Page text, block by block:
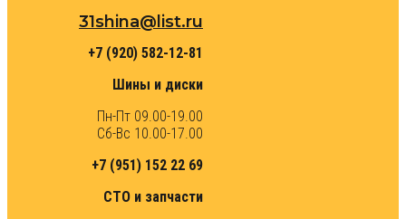
31shina@list.ru
+7 (920) 582-12-81
Шины и диски
Пн-Пт 09.00-19.00
Сб-Вс 10.00-17.00
+7 (951) 152 22 69
СТО и запчасти